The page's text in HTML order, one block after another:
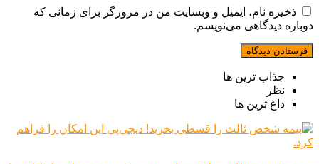
ذخیره نام، ایمیل و وبسایت من در مرورگر برای زمانی که
دوباره دیدگاهی می‌نویسم.
جذاب ترین ها
نظر
داغ ترین ها